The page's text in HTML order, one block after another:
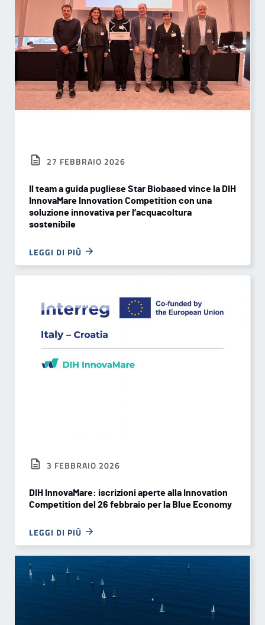
27 FEBBRAIO 2026
Il team a guida pugliese Star Biobased vince la DIH
InnovaMare Innovation Competition con una
soluzione innovativa per l’acquacoltura
sostenibile
LEGGI DI PIÙ
3 FEBBRAIO 2026
DIH InnovaMare: iscrizioni aperte alla Innovation
Competition del 26 febbraio per la Blue Economy
LEGGI DI PIÙ